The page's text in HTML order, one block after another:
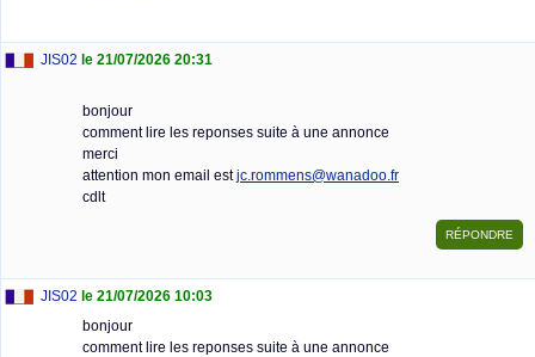
JIS02 le 21/07/2026 20:31
bonjour
comment lire les reponses suite à une annonce
merci
attention mon email estjc.rommens@wanadoo.fr
cdlt
JIS02 le 21/07/2026 10:03
bonjour
comment lire les reponses suite à une annonce